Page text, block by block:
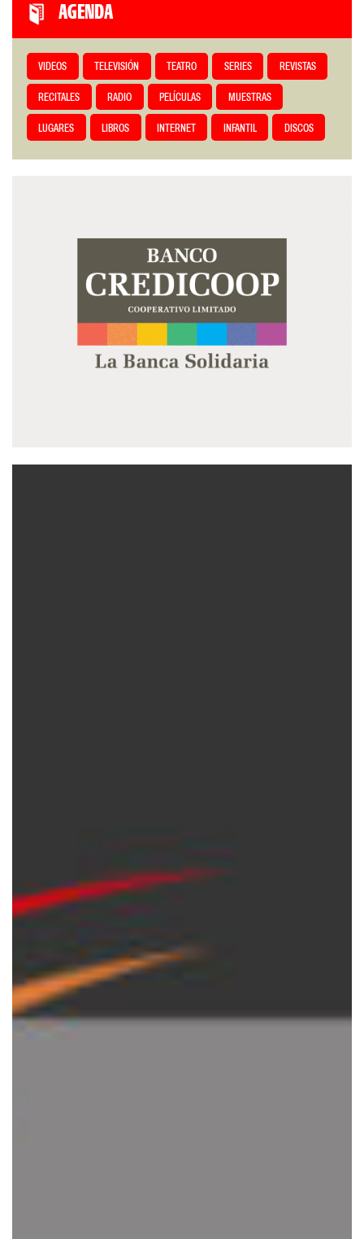
AGENDA
VIDEOS TELEVISIÓN TEATRO SERIES REVISTAS
RECITALES RADIO PELÍCULAS MUESTRAS
LUGARES LIBROS INTERNET INFANTIL DISCOS